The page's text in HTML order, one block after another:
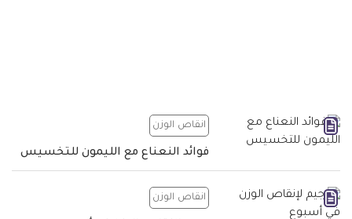
انقاص الوزن
فوائد النعناع مع الليمون للتخسيس
انقاص الوزن